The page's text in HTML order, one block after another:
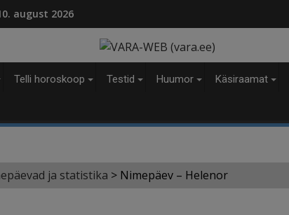
august 2026
Telli horoskoop Testid Huumor Käsiraamat
ja statistika > Nimepäev – Helenor